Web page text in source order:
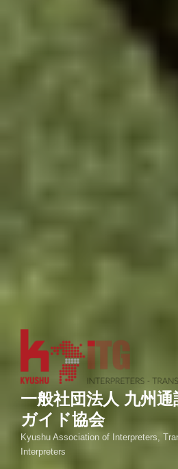
一般社団法人 九州通
ガイド協会
Kyushu Association of Interpreters,
Interpreters